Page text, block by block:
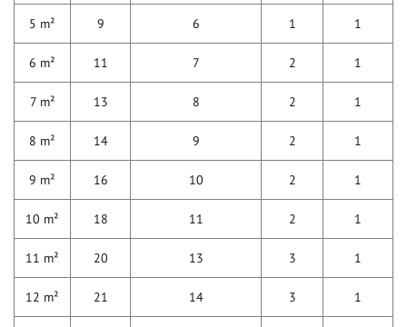
5 m² 9 6 1 1
6 m² 11 7 2 1
7 m² 13 8 2 1
8 m² 14 9 2 1
9 m² 16 10 2 1
10 m² 18 11 2 1
11 m² 20 13 3 1
12 m² 21 14 3 1